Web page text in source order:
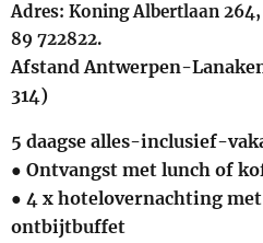
Adres: Koning Albertlaan
89 722822.
Afstand Antwerpen-
314)
5 daagse alles-inclusief-
● Ontvangst met lunch of
● 4 x hotelovernachting
ontbijtbuffet